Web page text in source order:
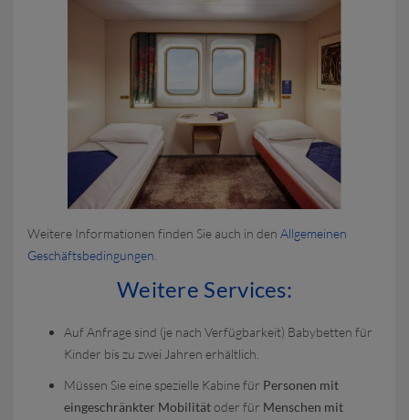
Weitere Informationen finden Sie auch in den Allgemeinen
Geschäftsbedingungen
Weitere Services:
Auf Anfrage sind (je nach Verfügbarkeit) Babybetten für
Kinder bis zu zwei Jahren erhältlich.
Müssen Sie eine spezielle Kabine für Personen mit
eingeschränkter Mobilitätoder für Menschen mit